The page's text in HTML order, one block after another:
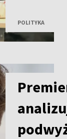
POLITYKA